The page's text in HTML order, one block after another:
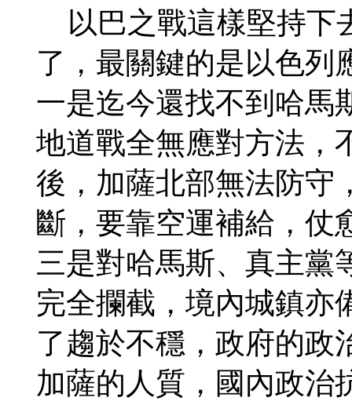
以巴之戰這樣堅持下
了，最關鍵的是以色列
一是迄今還找不到哈馬
地道戰全無應對方法，
後，加薩北部無法防守
斷，要靠空運補給，仗
三是對哈馬斯、真主黨
完全攔截，境內城鎮亦
了趨於不穩，政府的政
加薩的人質，國內政治